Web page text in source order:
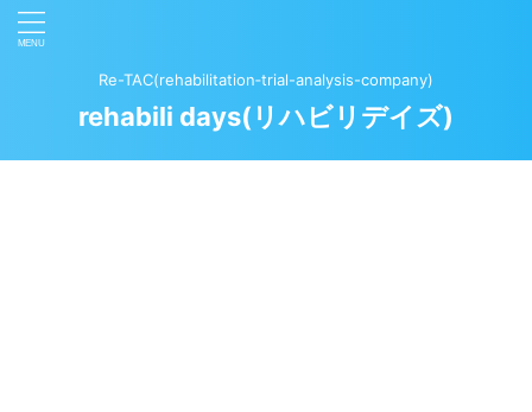
Re-TAC(rehabilitation‐trial-analysis-company)
rehabili days(リハビリデイズ)